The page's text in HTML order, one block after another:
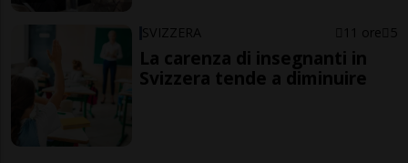
SVIZZERA 11 ore 5
La carenza di insegnanti in
Svizzera tende a diminuire